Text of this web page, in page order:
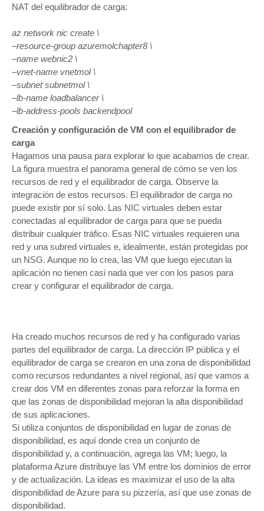
NAT del equilibrador de carga:
az network nic create \
–resource-group azuremolchapter8 \
–name webnic2 \
–vnet-name vnetmol \
–subnet subnetmol \
–lb-name loadbalancer \
–lb-address-pools backendpool
Creación y configuración de VM con el equilibrador de
carga
Hagamos una pausa para explorar lo que acabamos de crear.
La figura muestra el panorama general de cómo se ven los
recursos de red y el equilibrador de carga. Observe la
integración de estos recursos. El equilibrador de carga no
puede existir por sí solo. Las NIC virtuales deben estar
conectadas al equilibrador de carga para que se pueda
distribuir cualquier tráfico. Esas NIC virtuales requieren una
red y una subred virtuales e, idealmente, están protegidas por
un NSG. Aunque no lo crea, las VM que luego ejecutan la
aplicación no tienen casi nada que ver con los pasos para
crear y configurar el equilibrador de carga.
Ha creado muchos recursos de red y ha configurado varias
partes del equilibrador de carga. La dirección IP pública y el
equilibrador de carga se crearon en una zona de disponibilidad
como recursos redundantes a nivel regional, así que vamos a
crear dos VM en diferentes zonas para reforzar la forma en
que las zonas de disponibilidad mejoran la alta disponibilidad
de sus aplicaciones.
Si utiliza conjuntos de disponibilidad en lugar de zonas de
disponibilidad, es aquí donde crea un conjunto de
disponibilidad y, a continuación, agrega las VM; luego, la
plataforma Azure distribuye las VM entre los dominios de error
y de actualización. La ideas es maximizar el uso de la alta
disponibilidad de Azure para su pizzería, así que use zonas de
disponibilidad.